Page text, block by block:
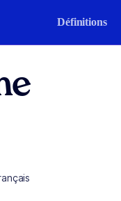
Définitions